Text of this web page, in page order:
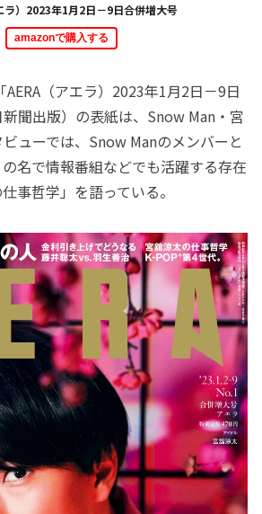
ラ）2023年1月2日－9日合併増大号
amazonで購入する
（アエラ）2023年1月2日－9日
聞出版）の表紙は、Snow Man・宮
ューでは、Snow Manのメンバーと
名で情報番組などでも活躍する存在
事哲学」を語っている。